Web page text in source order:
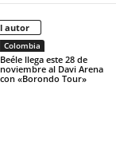
autor
Colombia
Beéle llega este 28 de
noviembre al Davi Arena
con «Borondo Tour»